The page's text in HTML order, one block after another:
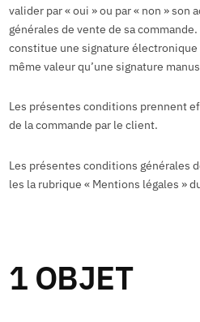
valider par « oui » ou par « non » son
générales de vente de sa
constitue une signature électronique
même valeur qu’une signature
Les présentes conditions prennent
de la commande par le client.
Les présentes conditions générales
les la rubrique « Mentions légales »
1 OBJET